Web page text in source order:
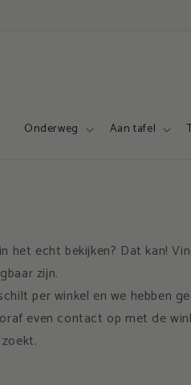
Onderweg Aan tafel
het echt bekijken? Dat kan!
zijn.
per winkel en we hebben
even contact op met de